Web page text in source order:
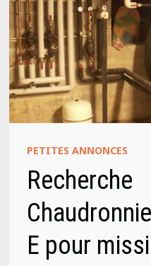
PETITES ANNONCES
Recherche
E pour